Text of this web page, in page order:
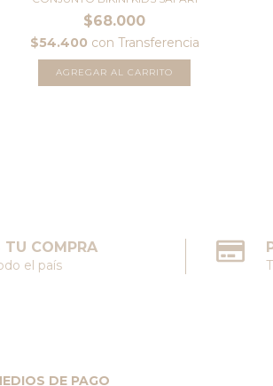
$68.000
$54.400 con Transferencia
AGREGAR AL CARRITO
TU COMPRA
el país
DE PAGO